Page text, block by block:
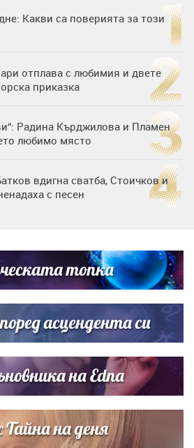
Какви са поверията за този
отплава с любимия и двете
приказка
Радина Кърджилова и Пламен
любимо място
вдигна сватба, Стоичков и
с песен
Ло и Риана във ВИП гостите на
топка
асцендента си
на Edna
на деня